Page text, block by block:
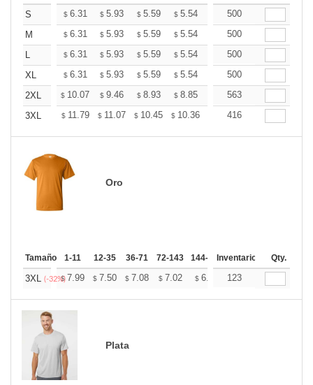
S $ 6.31 $ 5.93 $ 5.59 $ 5.54 5.45
500
M
$ 6.31 $ 5.93 $ 5.59 $ 5.54 5.45
500
L
$ 6.31 $ 5.93 $ 5.59 $ 5.54 5.45
500
XL
$ 6.31 $ 5.93 $ 5.59 $ 5.54 5.45
500
2XL
$ 10.07 $ 9.46 $ 8.93 $ 8.85 8.70
563
3XL
$ 11.79 $ 11.07 $ 10.45 $ 10.36 10.18
416
Oro
Tamaño 1-11 12-35 36-71 72-143 144-287 288 + Más
Inventario Qty.
3XL (-32%)
$7.99 $ 7.50 $ 7.08 $ 7.02 $ 6.90 $6.84
123
Plata